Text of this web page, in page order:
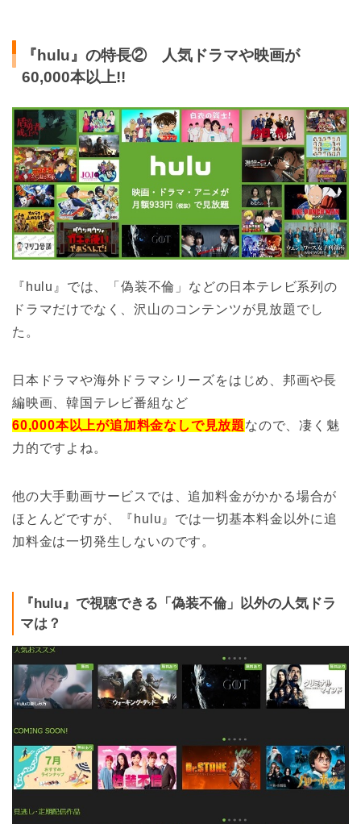
『hulu』の特長② 人気ドラマや映画が
60,000本以上!!
『hulu』では、「偽装不倫」などの日本テレビ系列の
ドラマだけでなく、沢山のコンテンツが見放題でし
た。
日本ドラマや海外ドラマシリーズをはじめ、邦画や長
編映画、韓国テレビ番組など
60,000本以上が追加料金なしで見放題なので、凄く魅
力的ですよね。
他の大手動画サービスでは、追加料金がかかる場合が
ほとんどですが、『hulu』では一切基本料金以外に追
加料金は一切発生しないのです。
『hulu』で視聴できる「偽装不倫」以外の人気ドラ
マは？